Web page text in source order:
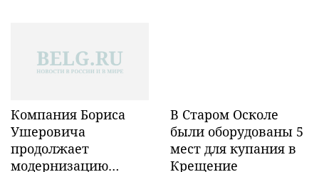
Компания Бориса
Ушеровича
продолжает
модернизацию
В Старом Осколе
были оборудованы 5
мест для купания в
Крещение